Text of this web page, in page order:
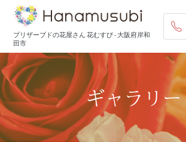
プリザーブドの花屋さん 花むすび - 大阪府岸和
田市
ギャラリー